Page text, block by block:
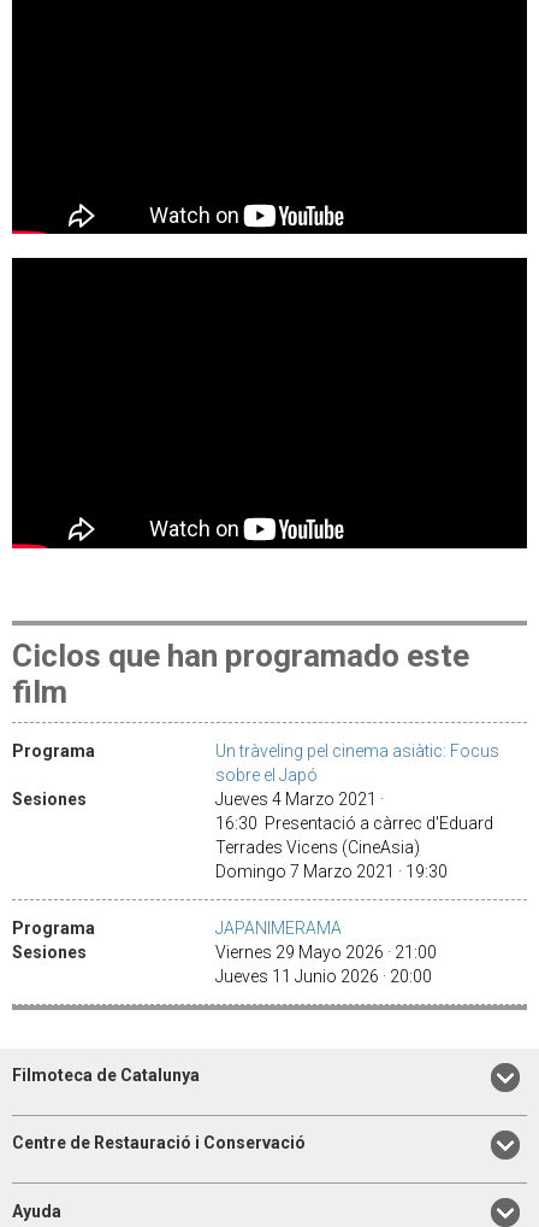
Ciclos que han programado este
film
Programa
Un tràveling pel cinema asiàtic: Focus
sobre el Japó
Sesiones
Jueves 4 Marzo 2021 ·
16:30 Presentació a càrrec d'Eduard
Terrades Vicens (CineAsia)
Domingo 7 Marzo 2021 · 19:30
Programa
JAPANIMERAMA
Sesiones
Viernes 29 Mayo 2026 · 21:00
Jueves 11 Junio 2026 · 20:00
Filmoteca de Catalunya
Centre de Restauració i Conservació
Ayuda